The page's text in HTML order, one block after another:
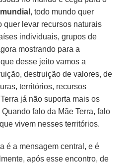
, todo mundo quer
quer levar recursos naturais
individuais, grupos de
mostrando para a
desse jeito vamos a
destruição de valores, de
territórios, recursos
já não suporta mais os
falo da Mãe Terra, falo
vivem nesses territórios.
é a mensagem central, e é
após esse encontro, de